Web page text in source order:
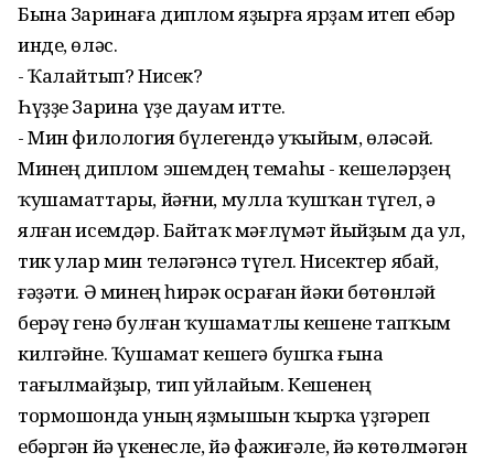
Бына Заринаға диплом яҙырға ярҙам итеп ебәр
инде, өләс.
- Ҡалайтып? Нисек?
Һүҙҙе Зарина үҙе дауам итте.
- Мин филология бүлегендә уҡыйым, өләсәй.
Минең диплом эшемдең темаһы - кешеләрҙең
ҡушаматтары, йәғни, мулла ҡушҡан түгел, ә
ялған исемдәр. Байтаҡ мәғлүмәт йыйҙым да ул,
тик улар мин теләгәнсә түгел. Нисектер ябай,
ғәҙәти. Ә минең һирәк осраған йәки бөтөнләй
берәү генә булған ҡушаматлы кешене тапҡым
килгәйне. Ҡушамат кешегә бушҡа ғына
тағылмайҙыр, тип уйлайым. Кешенең
тормошонда уның яҙмышын ҡырҡа үҙгәреп
ебәргән йә үкенесле, йә фажиғәле, йә көтөлмәгән